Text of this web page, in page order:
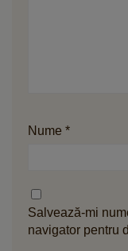
Nume *
Salvează-mi
navigator pentru